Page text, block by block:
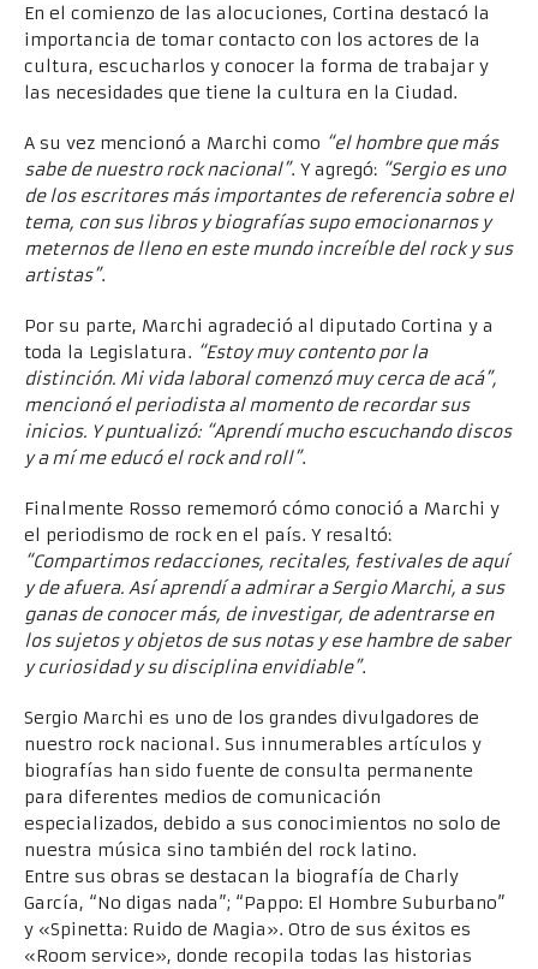
En el comienzo de las alocuciones, Cortina destacó la
importancia de tomar contacto con los actores de la
cultura, escucharlos y conocer la forma de trabajar y
las necesidades que tiene la cultura en la Ciudad.
A su vez mencionó a Marchi como “el hombre que más
sabe de nuestro rock nacional”. Y agregó: “Sergio es uno
de los escritores más importantes de referencia sobre el
tema, con sus libros y biografías supo emocionarnos y
meternos de lleno en este mundo increíble del rock y sus
artistas”.
Por su parte, Marchi agradeció al diputado Cortina y a
toda la Legislatura. “Estoy muy contento por la
distinción. Mi vida laboral comenzó muy cerca de acá”,
mencionó el periodista al momento de recordar sus
inicios. Y puntualizó: “Aprendí mucho escuchando discos
y a mí me educó el rock and roll”.
Finalmente Rosso rememoró cómo conoció a Marchi y
el periodismo de rock en el país. Y resaltó:
“Compartimos redacciones, recitales, festivales de aquí
y de afuera. Así aprendí a admirar a Sergio Marchi, a sus
ganas de conocer más, de investigar, de adentrarse en
los sujetos y objetos de sus notas y ese hambre de saber
y curiosidad y su disciplina envidiable”.
Sergio Marchi es uno de los grandes divulgadores de
nuestro rock nacional. Sus innumerables artículos y
biografías han sido fuente de consulta permanente
para diferentes medios de comunicación
especializados, debido a sus conocimientos no solo de
nuestra música sino también del rock latino.
Entre sus obras se destacan la biografía de Charly
García, “No digas nada”; “Pappo: El Hombre Suburbano”
y «Spinetta: Ruido de Magia». Otro de sus éxitos es
«Room service», donde recopila todas las historias